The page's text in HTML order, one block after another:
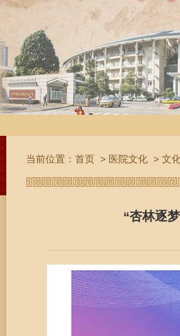
当前位置： 首页 > 医院文化 > 文
“杏林逐